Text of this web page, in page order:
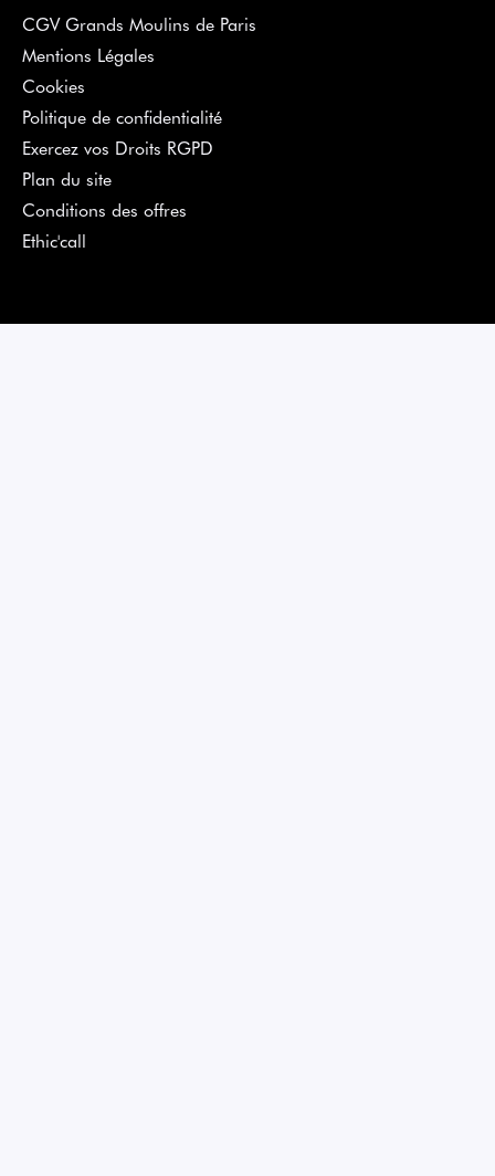
CGV Grands Moulins de Paris
Mentions Légales
Cookies
Politique de confidentialité
Exercez vos Droits RGPD
Plan du site
Conditions des offres
Ethic'call